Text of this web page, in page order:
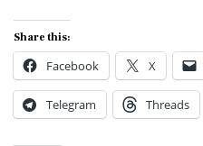
Share this:
Facebook X
Telegram Threads